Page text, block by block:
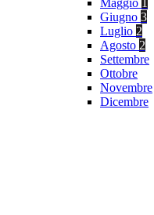
Maggio
Giugno 3
Luglio 2
Agosto 2
Settembre
Ottobre
Novembre
Dicembre